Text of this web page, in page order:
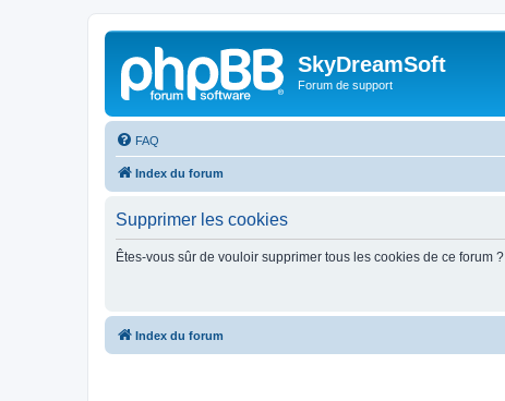
SkyDreamSoft
Forum de support
FAQ
Index du forum
Supprimer les cookies
Êtes-vous sûr de vouloir supprimer tous les cookies de ce forum ?
Index du forum